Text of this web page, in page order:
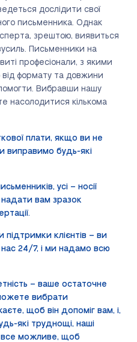
дослідити свої
письменника. Однак
зрештою, виявиться
Письменники на
професіонали, з якими
формату та довжини
Вибравши нашу
насолодитися кількома
плати, якщо ви не
виправимо будь-які
усі – носії
надати вам зразок
клієнтів – ви
24/7, і ми надамо всю
– ваше остаточне
вибрати
щоб він допоміг вам, і,
які труднощі, наші
все можливе, щоб